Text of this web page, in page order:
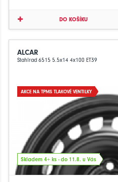
DO KOŠÍKU
ALCAR
Stahlrad 6515 5.5x14 4x100 ET39
AKCE NA TPMS TLAKOVÉ VENTILKY
Skladem 4+ ks - do 11.8. u Vás